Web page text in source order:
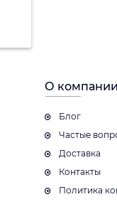
О компании
Блог
Частые
Доставка
Контакты
Политика